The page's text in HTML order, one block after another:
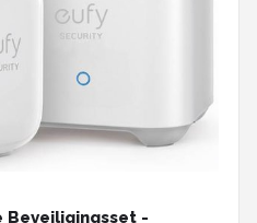
Beveiligingsset -